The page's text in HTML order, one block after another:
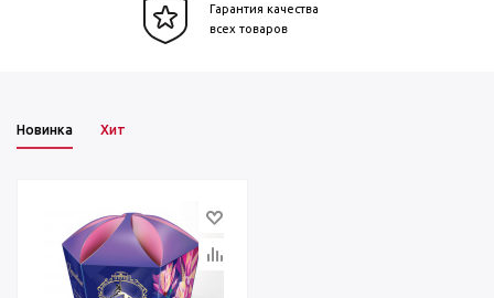
Гарантия качества
всех товаров
Новинка Хит